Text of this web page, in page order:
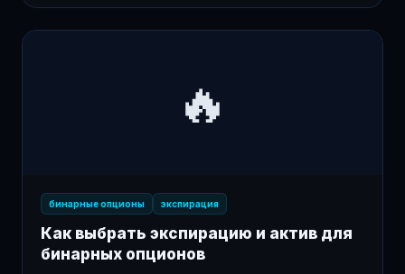
🔥
бинарные опционы экспирация
Как выбрать экспирацию и актив для
бинарных опционов